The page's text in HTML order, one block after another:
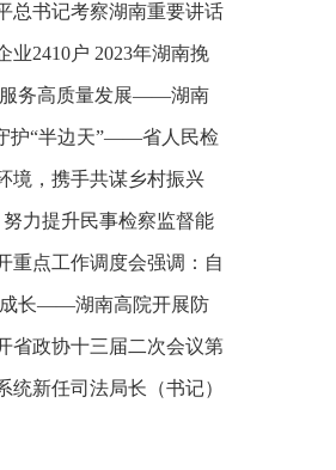
总书记考察湖南重要讲话
研讨班开班
业2410户 2023年湖南挽
亿元务高质量发展——湖南
击侵犯知识产权犯罪10起
护“半边天”——省人民检
同主办检察开放日活动
境，携手共谋乡村振兴
村工作队、村“两委”干
调研
力提升民事检察监督能
重点工作调度会强调：自
推动工作更有成效 更加
长——湖南高院开展防
益普法宣讲
省政协十三届二次会议第
座谈会
统新任司法局长（书记）
堂作专题辅导